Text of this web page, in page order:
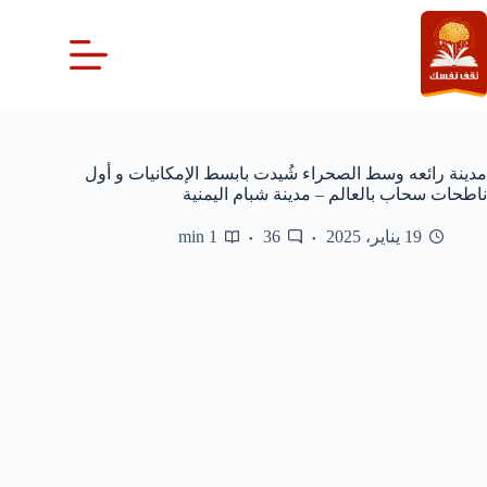
التجاوز
إلى
المحتوى
مدينة رائعه وسط الصحراء شُيدت بابسط الإمكانيات و أول
ناطحات سحاب بالعالم – مدينة شبام اليمنية
19 يناير، 2025 36
1 min